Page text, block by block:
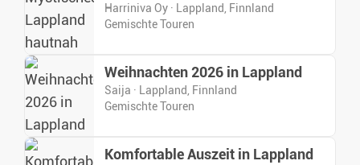
Harriniva Oy · Lappland, Finnland
Gemischte Touren
Weihnachten 2026 in Lappland
Saija · Lappland, Finnland
Gemischte Touren
Komfortable Auszeit in Lappland